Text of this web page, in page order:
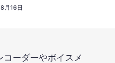
月16日
ーダーやボイスメ